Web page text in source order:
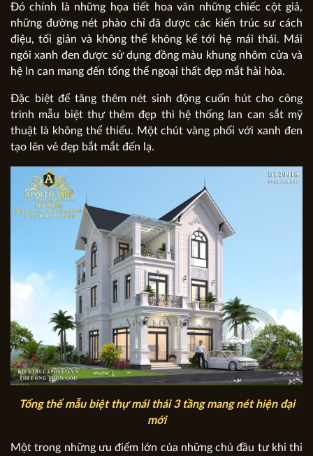
Đó chính là những họa tiết hoa văn những chiếc cột giả,
những đường nét phào chỉ đã được các kiến trúc sư cách
điệu, tối giản và không thể không kể tới hệ mái thái. Mái
ngói xanh đen được sử dụng đồng màu khung nhôm cửa và
hệ ln can mang đến tổng thể ngoại thất đẹp mắt hài hòa.
Đặc biệt để tăng thêm nét sinh động cuốn hút cho công
trình mẫu biệt thự thêm đẹp thì hệ thống lan can sắt mỹ
thuật là không thể thiếu. Một chút vàng phối với xanh đen
tạo lên vẻ đẹp bắt mắt đến lạ.
Tổng thể mẫu biệt thự mái thái 3 tầng mang nét hiện đại
mới
Một trong những ưu điểm lớn của những chủ đầu tư khi thi